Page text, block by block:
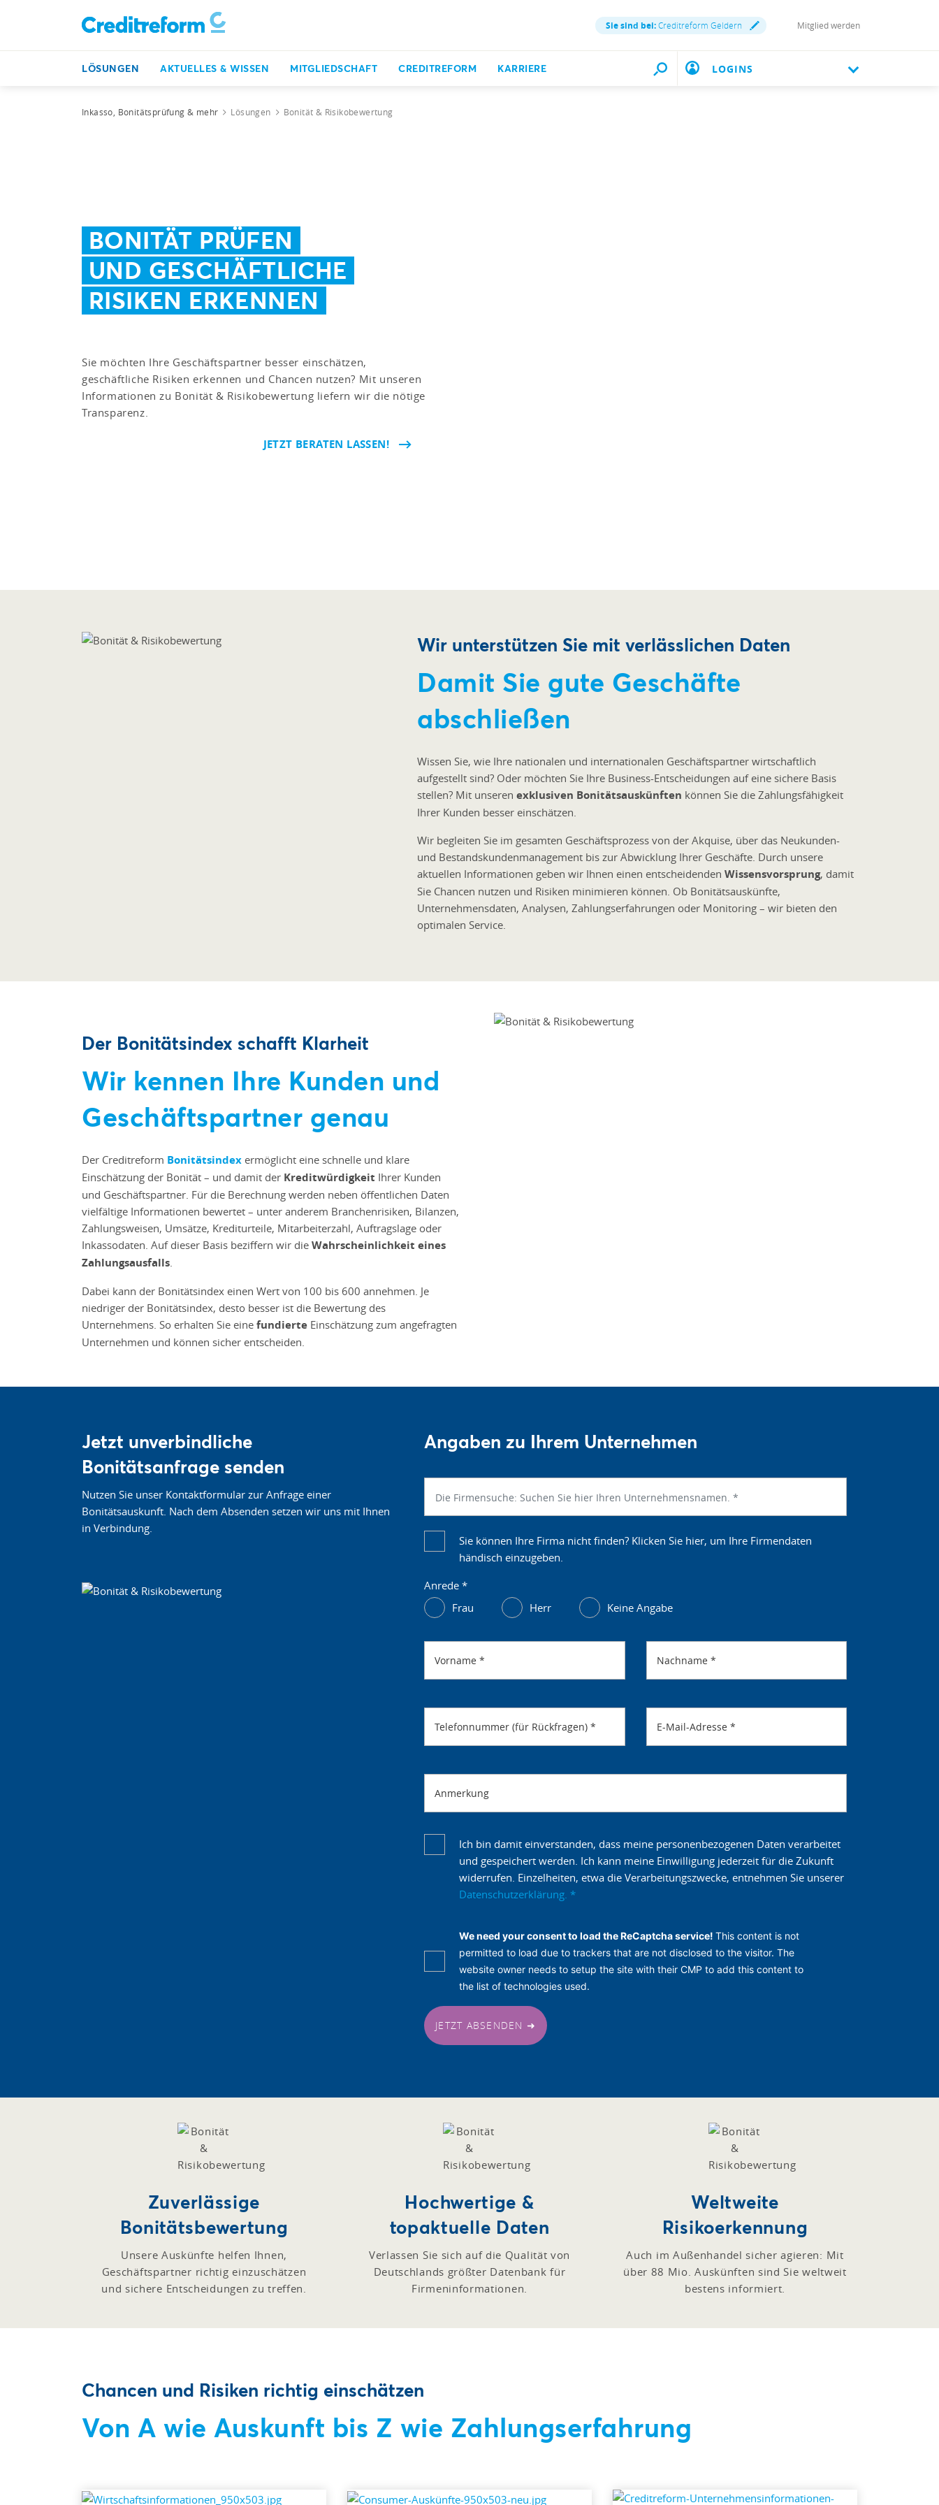
Sie sind bei:Creditreform Geldern Mitglied werden
LÖSUNGEN AKTUELLES & WISSEN MITGLIEDSCHAFT CREDITREFORM KARRIERE LOGINS
Inkasso, Bonitätsprüfung & mehr Lösungen Bonität & Risikobewertung
BONITÄT PRÜFEN
UND GESCHÄFTLICHE
RISIKEN ERKENNEN
Sie möchten Ihre Geschäftspartner besser einschätzen,
geschäftliche Risiken erkennen und Chancen nutzen? Mit unseren
Informationen zu Bonität & Risikobewertung liefern wir die nötige
Transparenz.
JETZT BERATEN LASSEN!
Wir unterstützen Sie mit verlässlichen Daten
Damit Sie gute Geschäfte
abschließen
Wissen Sie, wie Ihre nationalen und internationalen Geschäftspartner wirtschaftlich
aufgestellt sind? Oder möchten Sie Ihre Business-Entscheidungen auf eine sichere Basis
stellen? Mit unseren exklusiven Bonitätsauskünften können Sie die Zahlungsfähigkeit
Ihrer Kunden besser einschätzen.
Wir begleiten Sie im gesamten Geschäftsprozess von der Akquise, über das Neukunden-
und Bestandskundenmanagement bis zur Abwicklung Ihrer Geschäfte. Durch unsere
aktuellen Informationen geben wir Ihnen einen entscheidenden Wissensvorsprung, damit
Sie Chancen nutzen und Risiken minimieren können. Ob Bonitätsauskünfte,
Unternehmensdaten, Analysen, Zahlungserfahrungen oder Monitoring – wir bieten den
optimalen Service.
Der Bonitätsindex schafft Klarheit
Wir kennen Ihre Kunden und
Geschäftspartner genau
Der Creditreform Bonitätsindex ermöglicht eine schnelle und klare
Einschätzung der Bonität – und damit der Kreditwürdigkeit Ihrer Kunden
und Geschäftspartner. Für die Berechnung werden neben öffentlichen Daten
vielfältige Informationen bewertet – unter anderem Branchenrisiken, Bilanzen,
Zahlungsweisen, Umsätze, Krediturteile, Mitarbeiterzahl, Auftragslage oder
Inkassodaten. Auf dieser Basis beziffern wir die Wahrscheinlichkeit eines
Zahlungsausfalls.
Dabei kann der Bonitätsindex einen Wert von 100 bis 600 annehmen. Je
niedriger der Bonitätsindex, desto besser ist die Bewertung des
Unternehmens. So erhalten Sie eine fundierte Einschätzung zum angefragten
Unternehmen und können sicher entscheiden.
Jetzt unverbindliche
Bonitätsanfrage senden
Nutzen Sie unser Kontaktformular zur Anfrage einer
Bonitätsauskunft. Nach dem Absenden setzen wir uns mit Ihnen
in Verbindung.
Angaben zu Ihrem Unternehmen
Sie können Ihre Firma nicht finden? Klicken Sie hier, um Ihre Firmendaten
händisch einzugeben.
Anrede *
Frau
Herr Keine Angabe
Vorname * Nachname *
Telefonnummer (für Rückfragen) * E-Mail-Adresse *
Anmerkung
Ich bin damit einverstanden, dass meine personenbezogenen Daten verarbeitet
und gespeichert werden. Ich kann meine Einwilligung jederzeit für die Zukunft
widerrufen. Einzelheiten, etwa die Verarbeitungszwecke, entnehmen Sie unserer
Datenschutzerklärung. *
We need your consent to load the ReCaptcha service! This content is not
permitted to load due to trackers that are not disclosed to the visitor. The
website owner needs to setup the site with their CMP to add this content to
the list of technologies used.
JETZT ABSENDEN ➜
Zuverlässige
Bonitätsbewertung
Unsere Auskünfte helfen Ihnen,
Geschäftspartner richtig einzuschätzen
und sichere Entscheidungen zu treffen.
Hochwertige &
topaktuelle Daten
Verlassen Sie sich auf die Qualität von
Deutschlands größter Datenbank für
Firmeninformationen.
Weltweite
Risikoerkennung
Auch im Außenhandel sicher agieren: Mit
über 88 Mio. Auskünften sind Sie weltweit
bestens informiert.
Chancen und Risiken richtig einschätzen
Von A wie Auskunft bis Z wie Zahlungserfahrung